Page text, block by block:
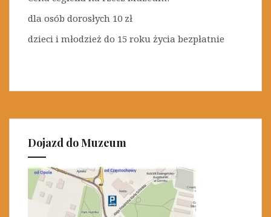
dla osób dorosłych 10 zł
dzieci i młodzież do 15 roku życia bezpłatnie
Dojazd do Muzeum